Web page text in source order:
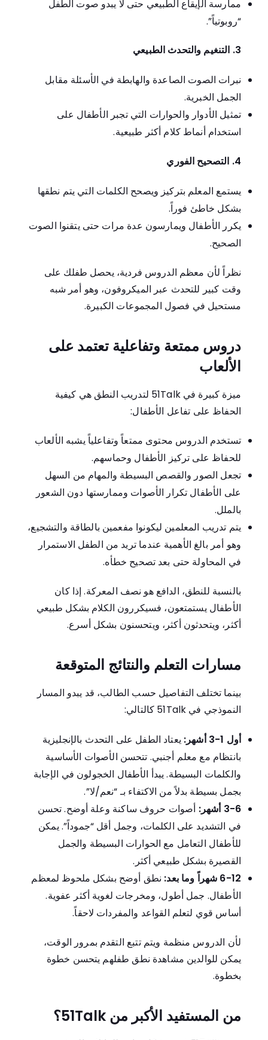
ممارسة الإيقاع الطبيعي حتى لا يبدو صوت الطفل
“روبوتياً”.
3. التنغيم والتحدث الطبيعي
نبرات الصوت الصاعدة والهابطة في الأسئلة مقابل
الجمل الخبرية.
تمثيل الأدوار والحوارات التي تجبر الأطفال على
استخدام أنماط كلام أكثر طبيعية.
4. التصحيح الفوري
يستمع المعلم بتركيز ويصحح الكلمات التي يتم نطقها
بشكل خاطئ فوراً.
يكرر الأطفال ويمارسون عدة مرات حتى يتقنوا الصوت
الصحيح.
نظراً لأن معظم الدروس فردية، يحصل طفلك على
وقت كبير للتحدث عبر الميكروفون، وهو أمر شبه
مستحيل في فصول المجموعات الكبيرة.
دروس ممتعة وتفاعلية تعتمد على
الألعاب
ميزة كبيرة في 51Talk لتدريب النطق هي كيفية
الحفاظ على تفاعل الأطفال:
تستخدم الدروس محتوى ممتعاً وتفاعلياً يشبه الألعاب
للحفاظ على تركيز الأطفال وحماسهم.
تجعل الصور والقصص البسيطة والمهام من السهل
على الأطفال تكرار الأصوات وممارستها دون الشعور
بالملل.
يتم تدريب المعلمين ليكونوا مفعمين بالطاقة والتشجيع،
وهو أمر بالغ الأهمية عندما تريد من الطفل الاستمرار
في المحاولة حتى بعد تصحيح خطأه.
بالنسبة للنطق، الدافع هو نصف المعركة. إذا كان
الأطفال يستمتعون، فسيكررون الكلام بشكل طبيعي
أكثر، ويتحدثون أكثر، ويتحسنون بشكل أسرع.
مسارات التعلم والنتائج المتوقعة
بينما تختلف التفاصيل حسب الطالب، قد يبدو المسار
النموذجي في 51Talk كالتالي:
أول 1-3 أشهر:
يعتاد الطفل على التحدث بالإنجليزية
بانتظام مع معلم أجنبي. تتحسن الأصوات الأساسية
والكلمات البسيطة. يبدأ الأطفال الخجولون في الإجابة
بجمل بسيطة بدلاً من الاكتفاء بـ “نعم/لا”.
3-6 أشهر:
أصوات حروف ساكنة وعلة أوضح. تحسن
في التشديد على الكلمات، وجمل أقل “جموداً”. يمكن
للأطفال التعامل مع الحوارات البسيطة والجمل
القصيرة بشكل طبيعي أكثر.
6-12 شهراً وما بعد:
نطق أوضح بشكل ملحوظ لمعظم
الأطفال. جمل أطول، ومخرجات لغوية أكثر عفوية.
أساس قوي لتعلم القواعد والمفردات لاحقاً.
لأن الدروس منظمة ويتم تتبع التقدم بمرور الوقت،
يمكن للوالدين مشاهدة نطق طفلهم يتحسن خطوة
بخطوة.
من المستفيد الأكبر من 51Talk؟